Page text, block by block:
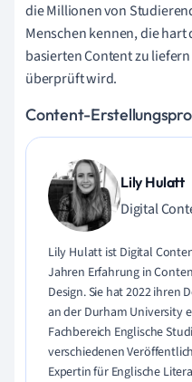
die Millionen von
Menschen kennen, die
basierten Content zu
überprüft wird.
Content-
Lily Hulatt
Digital
Lily Hulatt ist Digital
Jahren Erfahrung in
Design. Sie hat 2022
an der Durham University
Fachbereich Englische
verschiedenen
Expertin für Englische